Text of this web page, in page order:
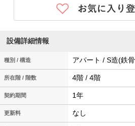
設備詳細情報
種別 / 構造 アパート / S造(鉄
所在階 / 階数 4階 / 4階
契約期間 1年
更新料 なし